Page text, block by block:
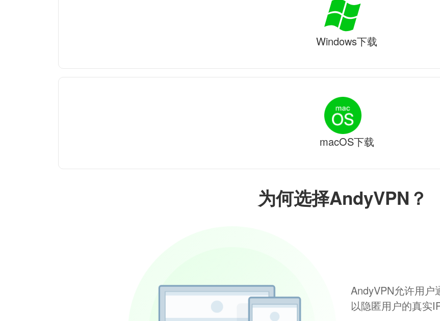
为何选择AndyVPN？
AndyVPN允许用
以隐匿用户的真实
Windows下载
macOS下载